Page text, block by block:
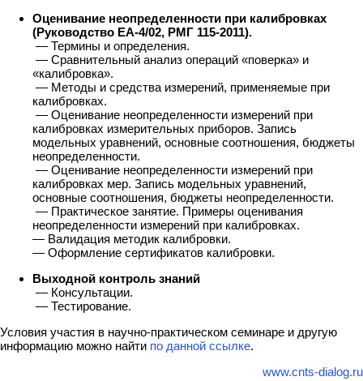
Оценивание неопределенности при калибровках
(Руководство ЕА-4/02, РМГ 115-2011).
— Термины и определения.
— Сравнительный анализ операций «поверка» и
«калибровка».
— Методы и средства измерений, применяемые при
калибровках.
— Оценивание неопределенности измерений при
калибровках измерительных приборов. Запись
модельных уравнений, основные соотношения, бюджеты
неопределенности.
— Оценивание неопределенности измерений при
калибровках мер. Запись модельных уравнений,
основные соотношения, бюджеты неопределенности.
— Практическое занятие. Примеры оценивания
неопределенности измерений при калибровках.
— Валидация методик калибровки.
— Оформление сертификатов калибровки.
Выходной контроль знаний
— Консультации.
— Тестирование.
Условия участия в научно-практическом семинаре и другую
информацию можно найти по данной ссылке.
www.cnts-dialog.ru